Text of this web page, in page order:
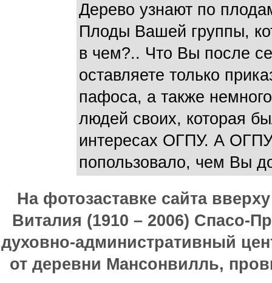
Дерево узнают по
Плоды Вашей группы,
в чем?.. Что Вы после
оставляете только
пафоса, а также
людей своих, которая
интересах ОГПУ. А
попользовало, чем Вы
На фотозаставке сайта
Виталия (1910 – 2006) Спасо-
духовно-административный
от деревни Мансонвилль,